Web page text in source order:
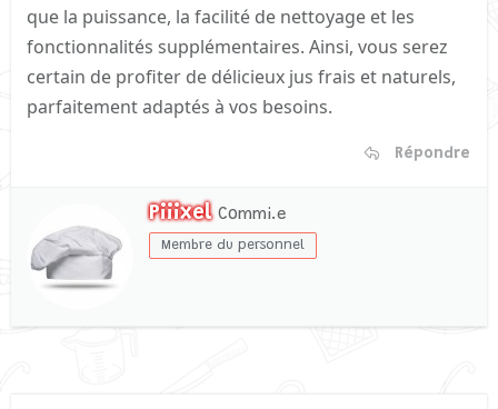
que la puissance, la facilité de nettoyage et les
fonctionnalités supplémentaires. Ainsi, vous serez
certain de profiter de délicieux jus frais et naturels,
parfaitement adaptés à vos besoins.
Répondre
W
Piiixel Commi.e
Membre du personnel